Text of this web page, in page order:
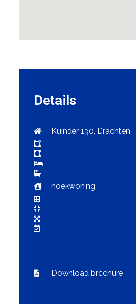
Details
Kuinder 190, Drachten
hoekwoning
Download brochure